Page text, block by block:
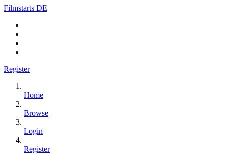
Filmstarts DE
Register
Home
Browse
Login
Register